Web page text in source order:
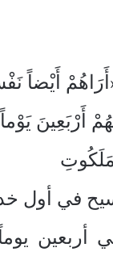
أَيْضاً
أَرْبَعِينَ
أربعين